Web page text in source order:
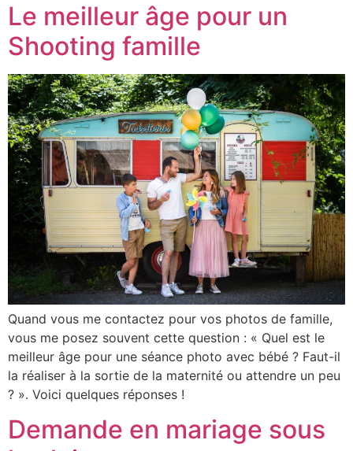
Le meilleur âge pour un
Shooting famille
Quand vous me contactez pour vos photos de famille,
vous me posez souvent cette question : « Quel est le
meilleur âge pour une séance photo avec bébé ? Faut-il
la réaliser à la sortie de la maternité ou attendre un peu
? ». Voici quelques réponses !
Demande en mariage sous